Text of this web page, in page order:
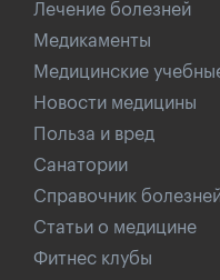
Лечение болезней
Медикаменты
Медицинские
Новости медицины
Польза и вред
Санатории
Справочник
Статьи о медицине
Фитнес клубы